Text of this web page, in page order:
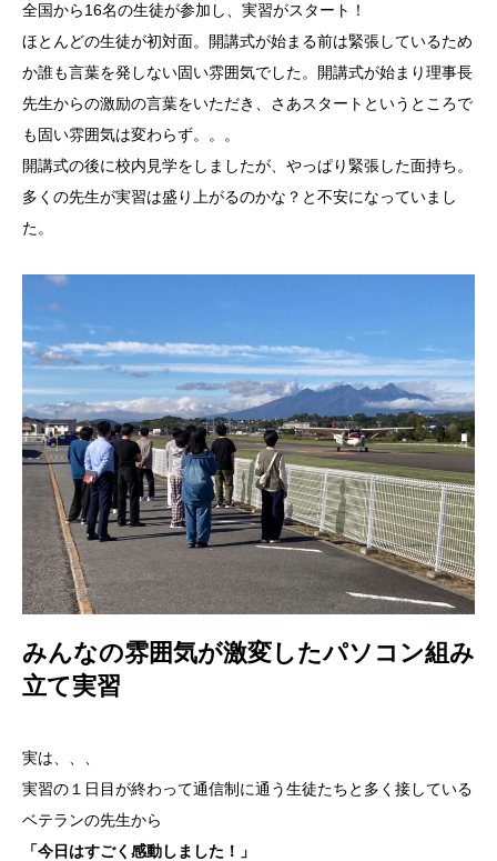
全国から16名の生徒が参加し、実習がスタート！
ほとんどの生徒が初対面。開講式が始まる前は緊張しているため
か誰も言葉を発しない固い雰囲気でした。開講式が始まり理事長
先生からの激励の言葉をいただき、さあスタートというところで
も固い雰囲気は変わらず。。。
開講式の後に校内見学をしましたが、やっぱり緊張した面持ち。
多くの先生が実習は盛り上がるのかな？と不安になっていまし
た。
みんなの雰囲気が激変したパソコン組み
立て実習
実は、、、
実習の１日目が終わって通信制に通う生徒たちと多く接している
ベテランの先生から
「今日はすごく感動しました！」